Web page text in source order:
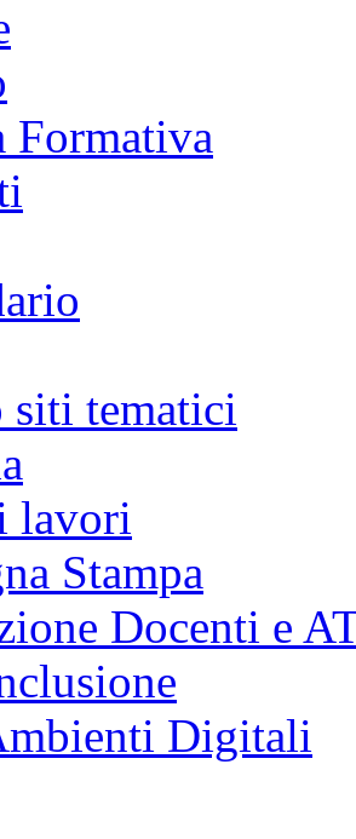
Formativa
siti tematici
lavori
Stampa
Docenti e
Digitali